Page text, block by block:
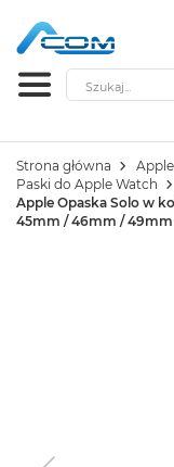
Szukaj
Strona główna
Paski do Apple Watch
Apple Opaska Solo w
45mm / 46mm / 49mm